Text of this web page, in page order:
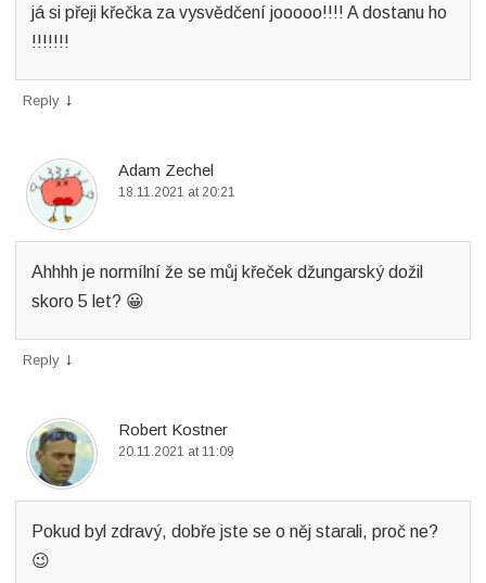
já si přeji křečka za vysvědčení jooooo!!!! A dostanu ho
!!!!!!!
Reply ↓
Adam Zechel
18.11.2021 at 20:21
Ahhhh je normílní že se můj křeček džungarský dožil
skoro 5 let? 😀
Reply ↓
Robert Kostner
20.11.2021 at 11:09
Pokud byl zdravý, dobře jste se o něj starali, proč ne?
😉